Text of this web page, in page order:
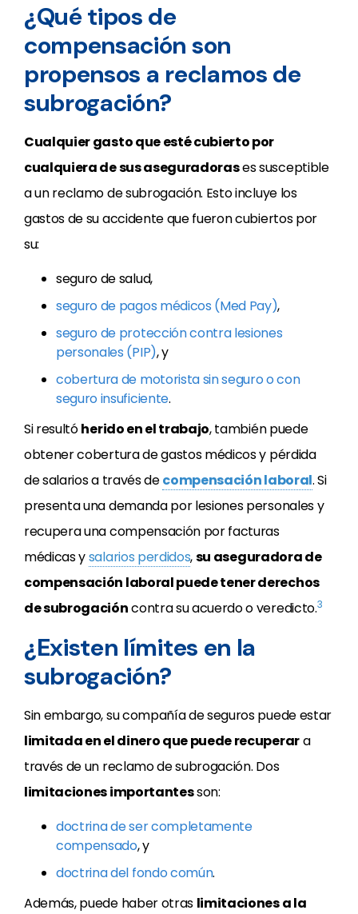
¿Qué tipos de
compensación son
propensos a reclamos de
subrogación?
Cualquier gasto que esté cubierto por
cualquiera de sus aseguradorases susceptible
a un reclamo de subrogación. Esto incluye los
gastos de su accidente que fueron cubiertos por
su:
seguro de salud,
seguro de pagos médicos (Med Pay),
seguro de protección contra lesiones
personales (PIP), y
cobertura de motorista sin seguro o con
seguro insuficiente.
Si resultóherido en el trabajo, también puede
obtener cobertura de gastos médicos y pérdida
de salarios a través decompensación laboral. Si
presenta una demanda por lesiones personales y
recupera una compensación por facturas
médicas ysalarios perdidos,su aseguradora de
compensación laboral puede tener derechos
de subrogacióncontra su acuerdo o veredicto.3
¿Existen límites en la
subrogación?
Sin embargo, su compañía de seguros puede estar
limitada en el dinero que puede recuperara
través de un reclamo de subrogación. Dos
limitaciones importantesson:
doctrina de ser completamente
compensado, y
doctrina del fondo común.
Además, puede haber otras limitaciones a la